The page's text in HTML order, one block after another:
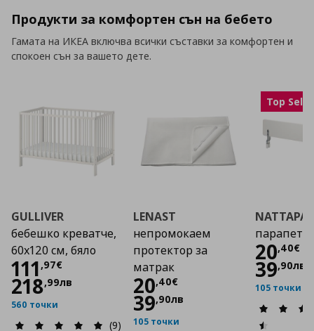
Продукти за комфортен сън на бебето
Гамата на ИКЕА включва всички съставки за комфортен и
спокоен сън за вашето дете.
GULLIVER
бебешко креватче,
60x120 см, бяло
111 ,97€
Цена 111,97 €
218,99лв
560 точки
(9)
LENAST
непромокаем
протектор за
матрак
20,40€
Цена 20,40 €
39,90лв
105 точки
Top
NATTAPA
парапет
20,40€
Цена
39,90лв
105 точки